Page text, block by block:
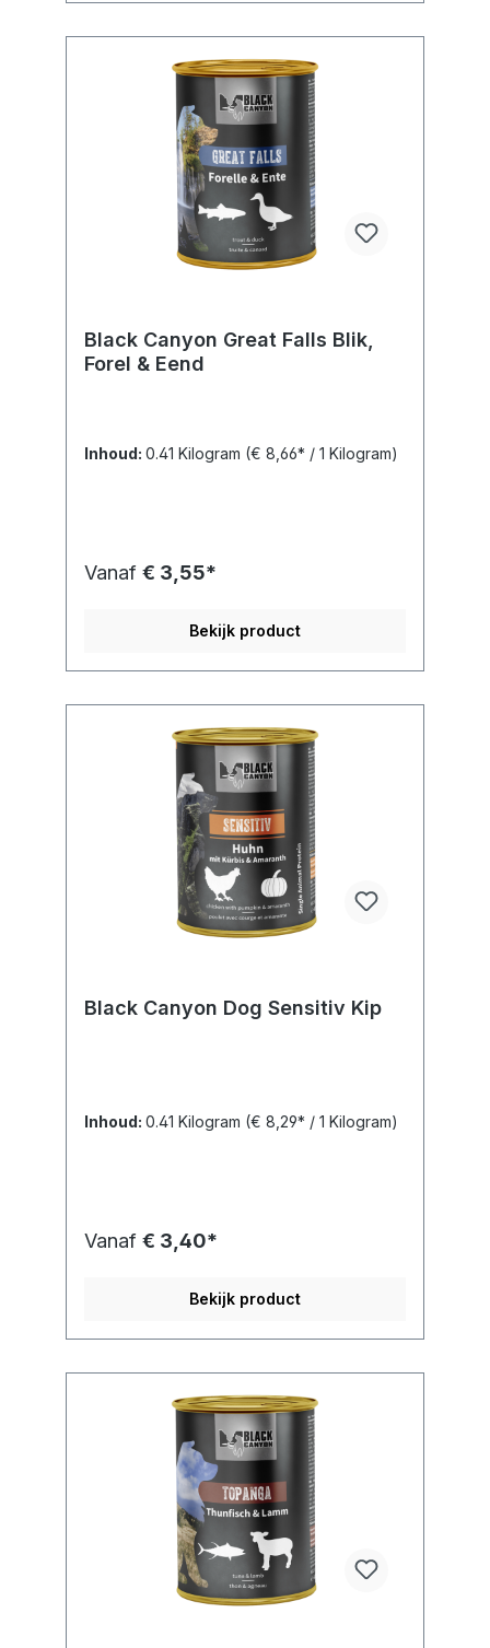
Black Canyon Great Falls Blik,
Forel & Eend
Inhoud: 0.41 Kilogram (€ 8,66* / 1 Kilogram)
Vanaf € 3,55*
Bekijk product
Black Canyon Dog Sensitiv Kip
Inhoud: 0.41 Kilogram (€ 8,29* / 1 Kilogram)
Vanaf € 3,40*
Bekijk product